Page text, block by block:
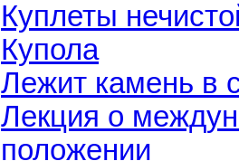
Куплеты
Купола
Лежит камень в
Лекция о
положении